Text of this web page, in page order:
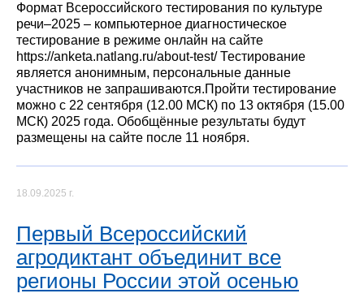
Формат Всероссийского тестирования по культуре
речи–2025 – компьютерное диагностическое
тестирование в режиме онлайн на сайте
https://anketa.natlang.ru/about-test/ Тестирование
является анонимным, персональные данные
участников не запрашиваются.Пройти тестирование
можно с 22 сентября (12.00 МСК) по 13 октября (15.00
МСК) 2025 года. Обобщённые результаты будут
размещены на сайте после 11 ноября.
18.09.2025 г.
Первый Всероссийский
агродиктант объединит все
регионы России этой осенью